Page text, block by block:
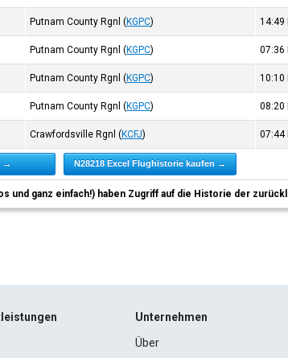
Putnam County Rgnl (KGPC) 14:49
Putnam County Rgnl (KGPC) 07:36
Putnam County Rgnl (KGPC) 10:10
Putnam County Rgnl (KGPC) 08:20
Crawfordsville Rgnl (KCFJ) 07:44
→ N28218 Excel Flughistorie kaufen →
und ganz einfach!) haben Zugriff auf die Historie der
Unternehmen
Über